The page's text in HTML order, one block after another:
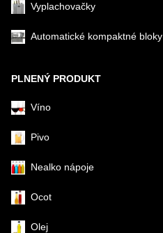
Vyplachovačky
Automatické kompaktné bloky
PLNENÝ PRODUKT
Víno
Pivo
Nealko nápoje
Ocot
Olej